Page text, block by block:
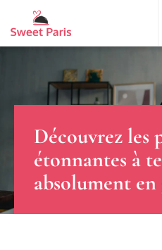
Découvrez les
étonnantes à
absolument